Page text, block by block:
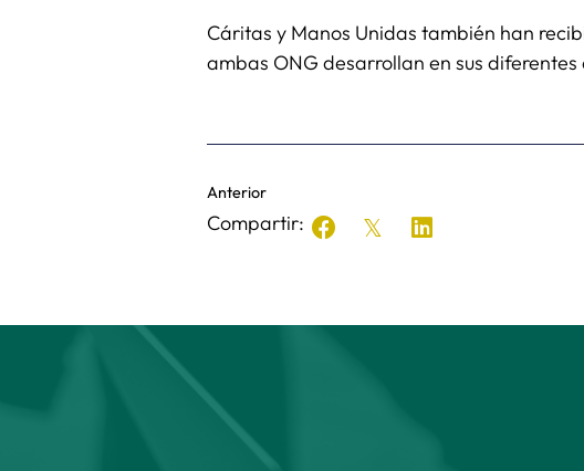
Cáritas y Manos Unidas también han
ambas ONG desarrollan en sus
Anterior
Compartir: